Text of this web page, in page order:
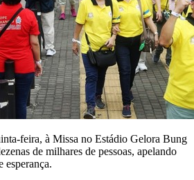
feira, à Missa no Estádio Gelora Bung
de milhares de pessoas, apelando
esperança.